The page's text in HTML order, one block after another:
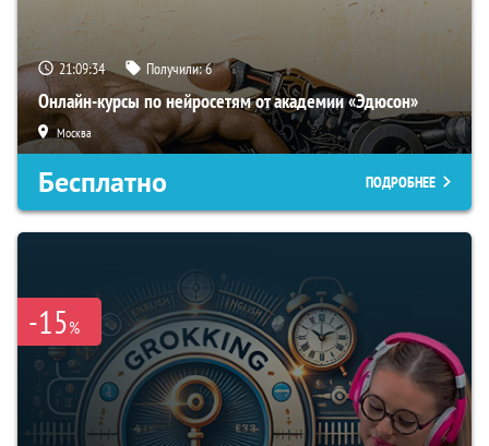
21:09:33 Получили:6
Онлайн-курсы по нейросетям от академии «Эдюсон»
Москва
Бесплатно ПОДРОБНЕЕ
-15%